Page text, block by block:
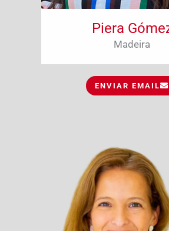
Piera
Madeira
ENVIAR EMAIL